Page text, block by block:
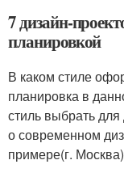
7 дизайн-
планировкой
В каком стиле
планировка в
стиль выбрать
о современном
примере(г.